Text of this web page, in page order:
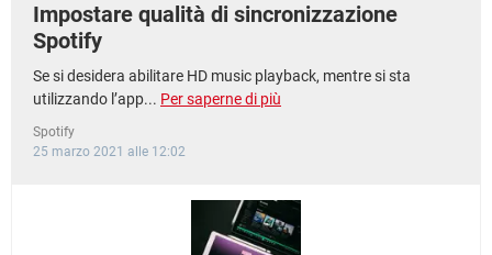
Impostare qualità di sincronizzazione
Spotify
Se si desidera abilitare HD music playback, mentre si sta
utilizzando l’app... Per saperne di più
Spotify
25 marzo 2021 alle 12:02